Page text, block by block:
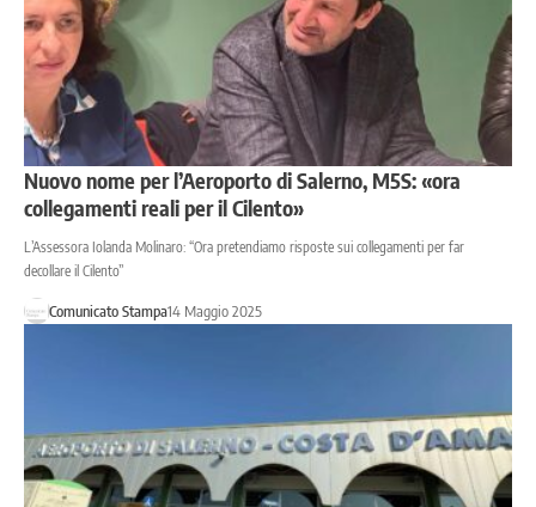
Nuovo nome per l’Aeroporto di Salerno, M5S: «ora
collegamenti reali per il Cilento»
L’Assessora Iolanda Molinaro: “Ora pretendiamo risposte sui collegamenti per far
decollare il Cilento”
Comunicato Stampa14 Maggio 2025